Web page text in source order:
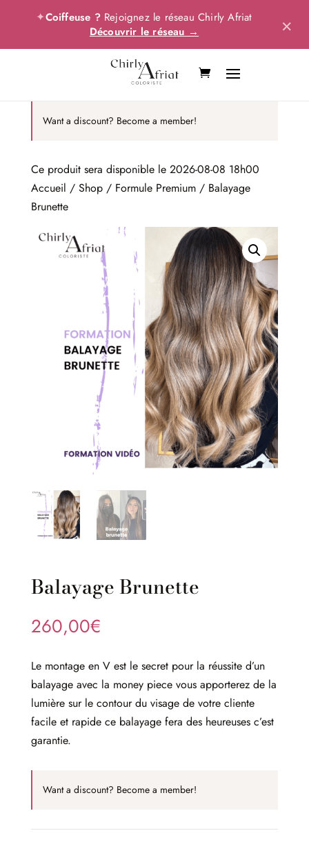
✦Coiffeuse ?Rejoignez le réseau Chirly Afriat
Découvrir le réseau →
×
Want a discount? Become a member!
Ce produit sera disponible le 2026-08-08 18h00
Accueil / Shop/ Formule Premium/ Balayage
Brunette
Balayage Brunette
260,00€
Le montage en V est le secret pour la réussite d’un
balayage avec la money piece vous apporterez de la
lumière sur le contour du visage de votre cliente
facile et rapide ce balayage fera des heureuses c’est
garantie.
Want a discount? Become a member!